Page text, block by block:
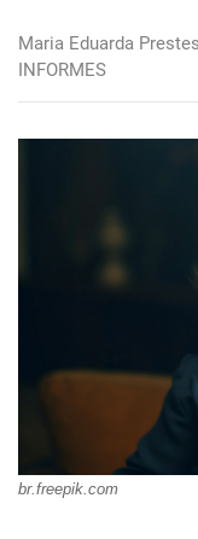
Maria Eduarda
INFORMES
br.freepik.com